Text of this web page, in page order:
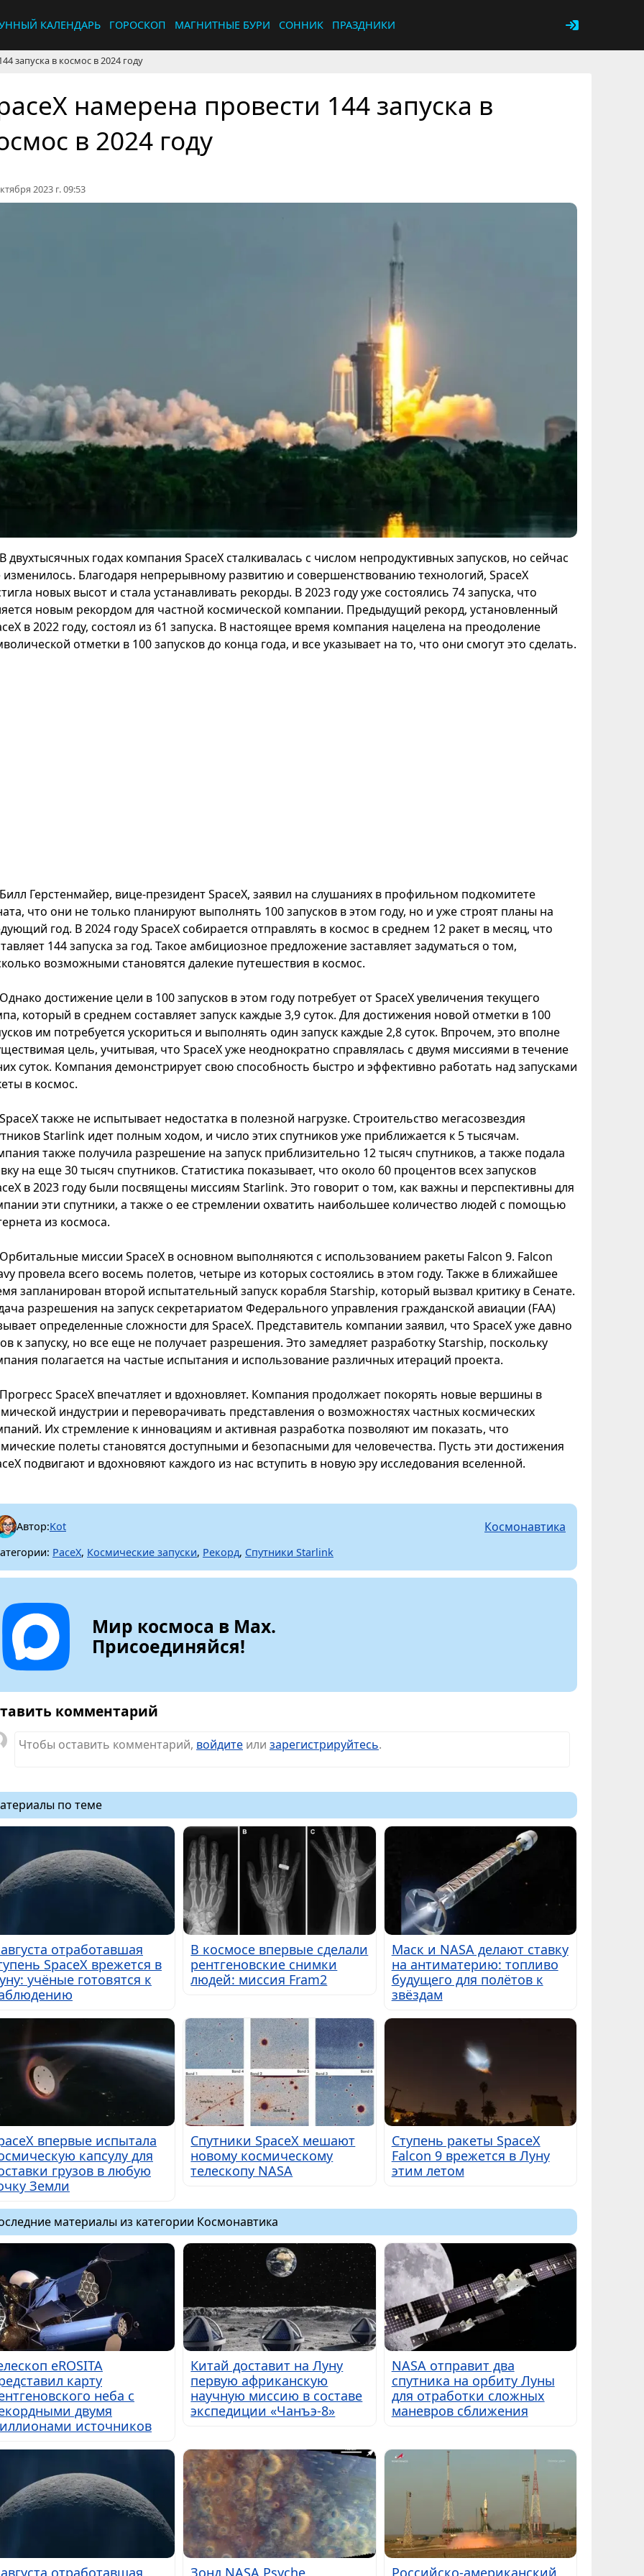
КАЛЕНДАРЬ ГОРОСКОП МАГНИТНЫЕ БУРИ СОННИК ПРАЗДНИКИ
запуска в космос в 2024 году
намерена провести 144 запуска в
в 2024 году
2023 г. 09:53
В двухтысячных годах компания SpaceX сталкивалась с числом непродуктивных запусков, но сейчас
изменилось. Благодаря непрерывному развитию и совершенствованию технологий, SpaceX
новых высот и стала устанавливать рекорды. В 2023 году уже состоялись 74 запуска, что
новым рекордом для частной космической компании. Предыдущий рекорд, установленный
в 2022 году, состоял из 61 запуска. В настоящее время компания нацелена на преодоление
отметки в 100 запусков до конца года, и все указывает на то, что они смогут это сделать.
Билл Герстенмайер, вице-президент SpaceX, заявил на слушаниях в профильном подкомитете
что они не только планируют выполнять 100 запусков в этом году, но и уже строят планы на
год. В 2024 году SpaceX собирается отправлять в космос в среднем 12 ракет в месяц, что
144 запуска за год. Такое амбициозное предложение заставляет задуматься о том,
возможными становятся далекие путешествия в космос.
Однако достижение цели в 100 запусков в этом году потребует от SpaceX увеличения текущего
который в среднем составляет запуск каждые 3,9 суток. Для достижения новой отметки в 100
им потребуется ускориться и выполнять один запуск каждые 2,8 суток. Впрочем, это вполне
цель, учитывая, что SpaceX уже неоднократно справлялась с двумя миссиями в течение
суток. Компания демонстрирует свою способность быстро и эффективно работать над запусками
в космос.
SpaceX также не испытывает недостатка в полезной нагрузке. Строительство мегасозвездия
Starlink идет полным ходом, и число этих спутников уже приближается к 5 тысячам.
также получила разрешение на запуск приблизительно 12 тысяч спутников, а также подала
на еще 30 тысяч спутников. Статистика показывает, что около 60 процентов всех запусков
в 2023 году были посвящены миссиям Starlink. Это говорит о том, как важны и перспективны для
эти спутники, а также о ее стремлении охватить наибольшее количество людей с помощью
из космоса.
Орбитальные миссии SpaceX в основном выполняются с использованием ракеты Falcon 9. Falcon
провела всего восемь полетов, четыре из которых состоялись в этом году. Также в ближайшее
запланирован второй испытательный запуск корабля Starship, который вызвал критику в Сенате.
разрешения на запуск секретариатом Федерального управления гражданской авиации (FAA)
определенные сложности для SpaceX. Представитель компании заявил, что SpaceX уже давно
к запуску, но все еще не получает разрешения. Это замедляет разработку Starship, поскольку
полагается на частые испытания и использование различных итераций проекта.
Прогресс SpaceX впечатляет и вдохновляет. Компания продолжает покорять новые вершины в
индустрии и переворачивать представления о возможностях частных космических
Их стремление к инновациям и активная разработка позволяют им показать, что
полеты становятся доступными и безопасными для человечества. Пусть эти достижения
подвигают и вдохновяют каждого из нас вступить в новую эру исследования вселенной.
Автор:Kot Космонавтика
PaceX, Космические запуски, Рекорд, Спутники Starlink
Мир космоса в Max.
Присоединяйся!
комментарий
Чтобы оставить комментарий, войдите или зарегистрируйтесь.
по теме
отработавшая
SpaceX врежется в
учёные готовятся к
В космосе впервые сделали
рентгеновские снимки
людей: миссия Fram2
Маск и NASA делают ставку
на антиматерию: топливо
будущего для полётов к
звёздам
впервые испытала
капсулу для
грузов в любую
Земли
Спутники SpaceX мешают
новому космическому
телескопу NASA
Ступень ракеты SpaceX
Falcon 9 врежется в Луну
этим летом
материалы из категории Космонавтика
eROSITA
карту
неба с
двумя
источников
Китай доставит на Луну
первую африканскую
научную миссию в составе
экспедиции «Чанъэ-8»
NASA отправит два
спутника на орбиту Луны
для отработки сложных
маневров сближения
отработавшая Зонд NASA Psyche Российско-американский